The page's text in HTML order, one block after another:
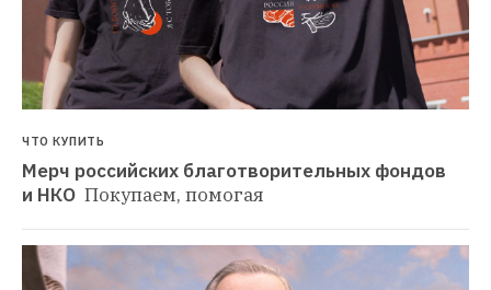
ЧТО КУПИТЬ
Мерч российских благотворительных фондов
и НКО Покупаем, помогая